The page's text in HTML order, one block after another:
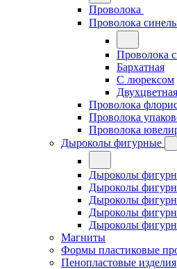
Проволока
Проволока
Проволока
Бархатная
С люрексом
Двухцветная
Проволока
Проволока
Проволока
Дыроколы фигурные
Дыроколы
Дыроколы
Дыроколы
Дыроколы
Дыроколы
Магниты
Формы пластиковые
Пенопластовые изделия